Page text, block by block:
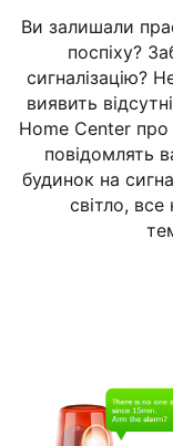
Ви залишали
поспіху?
сигналізацію?
виявить
Home Center про
повідомлять
будинок на
світло, все